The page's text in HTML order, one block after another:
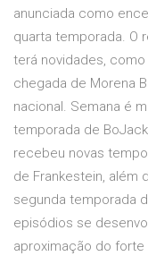
anunciada como
quarta temporada. O
terá novidades,
chegada de Morena
nacional. Semana é
temporada de
recebeu novas
de Frankestein, além
segunda temporada
episódios se
aproximação do forte